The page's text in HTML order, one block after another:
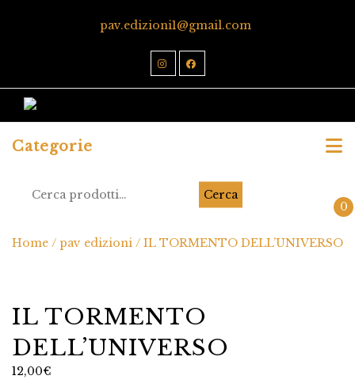
pav.edizioni1@gmail.com
Categorie
Cerca
0
Home / pav edizioni / IL TORMENTO DELL’UNIVERSO
IL TORMENTO
DELL’UNIVERSO
12,00€